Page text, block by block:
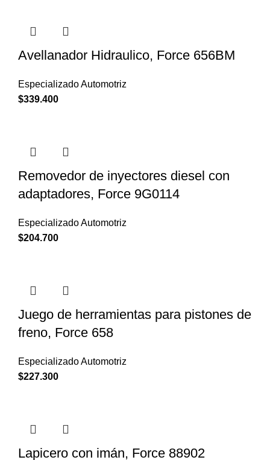
Avellanador Hidraulico, Force 656BM
Especializado Automotriz
$339.400
Removedor de inyectores diesel con
adaptadores, Force 9G0114
Especializado Automotriz
$204.700
Juego de herramientas para pistones de
freno, Force 658
Especializado Automotriz
$227.300
Lapicero con imán, Force 88902